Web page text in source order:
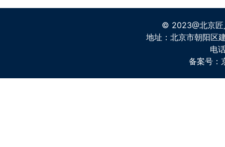
© 2023@北京匠
地址：北京市朝阳区
电
备案号：